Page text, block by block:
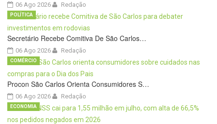
06 Ago 2026 Redação
Secretário Recebe Comitiva De São Carlos…
06 Ago 2026
POLÍTICA
Redação
Procon São Carlos Orienta Consumidores S…
06 Ago 2026
COMÉRCIO
Redação
ECONOMIA